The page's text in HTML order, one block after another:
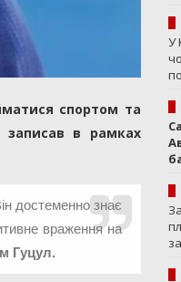
спортом та
записав в рамках
достеменно знає
враження на
Гуцул.
У